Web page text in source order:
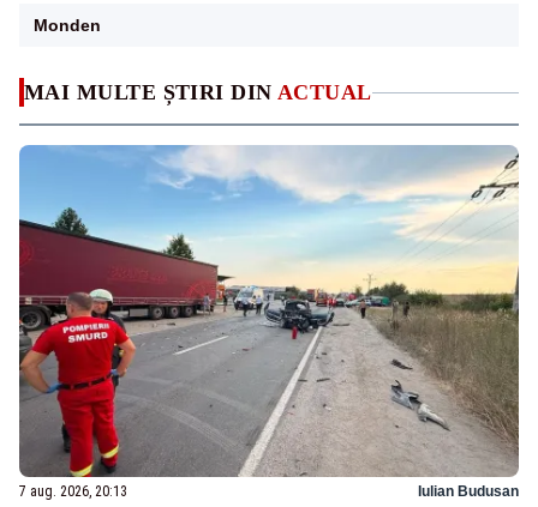
MAI MULTE ȘTIRI DIN ACTUAL
7 aug. 2026, 20:13 Iulian Budusan
Monden